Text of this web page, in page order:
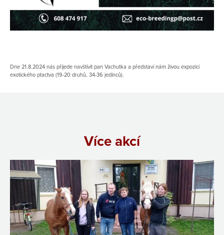
Dne 21.8.2024 nás přijede navštívit pan Vachutka a představí nám živou expozici
exotického ptactva (19-20 druhů, 34-36 jedinců).
Více akcí